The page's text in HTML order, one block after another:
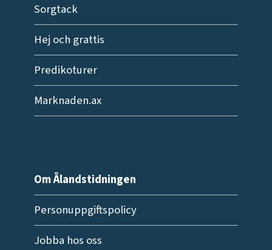
Sorgtack
Hej och grattis
Predikoturer
Marknaden.ax
Om Ålandstidningen
Personuppgiftspolicy
Jobba hos oss